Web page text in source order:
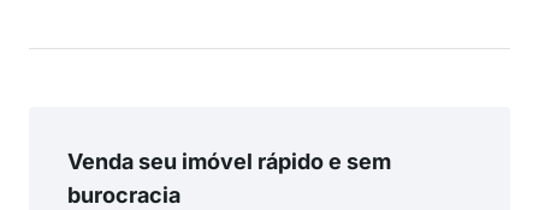
Venda seu imóvel rápido e sem
burocracia